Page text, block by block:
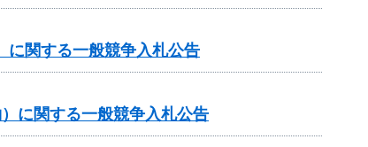
関する一般競争入札公告
に関する一般競争入札公告